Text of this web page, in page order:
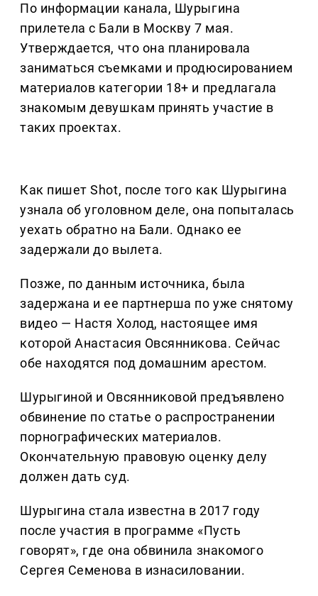
По информации канала, Шурыгина
прилетела с Бали в Москву 7 мая.
Утверждается, что она планировала
заниматься съемками и продюсированием
материалов категории 18+ и предлагала
знакомым девушкам принять участие в
таких проектах.
Как пишет Shot, после того как Шурыгина
узнала об уголовном деле, она попыталась
уехать обратно на Бали. Однако ее
задержали до вылета.
Позже, по данным источника, была
задержана и ее партнерша по уже снятому
видео — Настя Холод, настоящее имя
которой Анастасия Овсянникова. Сейчас
обе находятся под домашним арестом.
Шурыгиной и Овсянниковой предъявлено
обвинение по статье о распространении
порнографических материалов.
Окончательную правовую оценку делу
должен дать суд.
Шурыгина стала известна в 2017 году
после участия в программе «Пусть
говорят», где она обвинила знакомого
Сергея Семенова в изнасиловании.